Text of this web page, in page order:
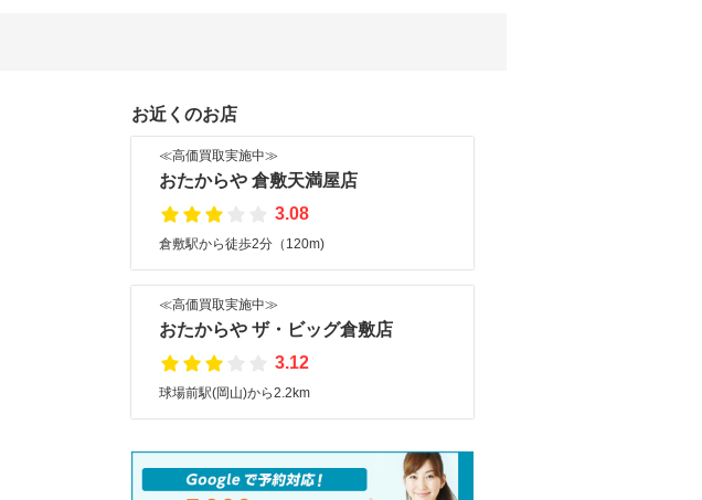
お近くのお店
≪高価買取実施中≫
おたからや 倉敷天満屋店
3.08
倉敷駅から徒歩2分（120m)
≪高価買取実施中≫
おたからや ザ・ビッグ倉敷店
3.12
球場前駅(岡山)から2.2km